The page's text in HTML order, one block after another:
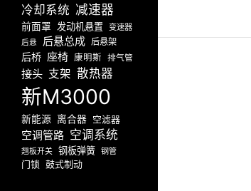
冷却系统 减速器
前面罩 发动机悬置 变速器
后悬 后悬总成 后悬架
后桥 座椅 康明斯 排气管
接头 支架 散热器
新M3000
新能源 离合器 空滤器
空调管路 空调系统
翘板开关 钢板弹簧 钢管
门锁 鼓式制动